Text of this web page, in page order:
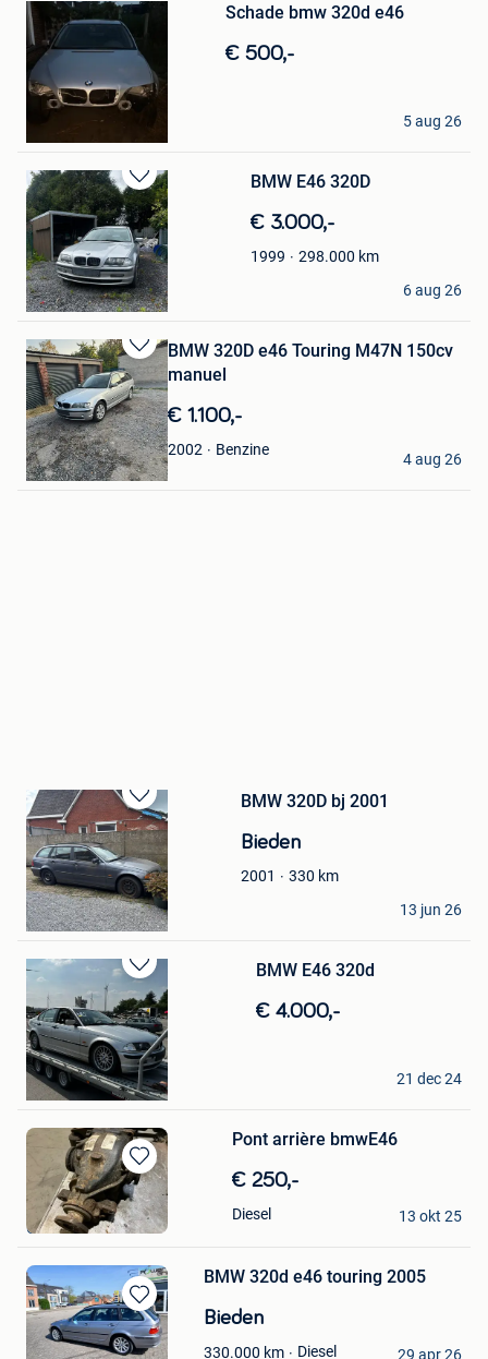
in
Mijn
Favorieten
Schade bmw 320d e46
€ 500,-
Tijmen
5 aug 26
Bewaren
in
Mijn
Favorieten
BMW E46 320D
€ 3.000,-
1999 298.000 km
XV
Zonnebeke
6 aug 26
Bewaren
in
Mijn
Favorieten
BMW 320D e46 Touring M47N 150cv
manuel ️
€ 1.100,-
2002 Benzine
PEPE
Wandre
4 aug 26
Bewaren
in
Mijn
Favorieten
BMW 320D bj 2001
Bieden
2001 330 km
jurgen
Dessel
13 jun 26
Bewaren
in
Mijn
Favorieten
BMW E46 320d
€ 4.000,-
Michelle
Tremelo
21 dec 24
Bewaren
in
Mijn
Favorieten
Pont arrière bmwE46
€ 250,-
Diesel
Bouhy
Glain & Partie Ans
13 okt 25
Bewaren
in
Mijn
BMW 320d e46 touring 2005
Bieden
330.000 km Diesel
WILLY
29 apr 26